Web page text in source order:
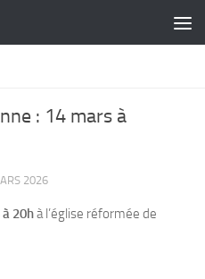
: 14 mars à
2026
20hà l’église réformée de